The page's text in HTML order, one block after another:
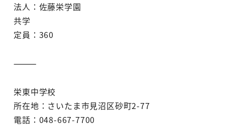
法人：佐藤栄学園
共学
定員：360
⸻
栄東中学校
所在地：さいたま市見沼区砂町2-77
電話：048-667-7700